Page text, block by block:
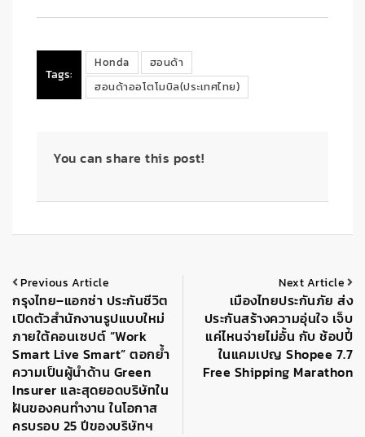
Tags:
Honda
ฮอนด้า
ฮอนด้าออโตโมบิล(ประเทศไทย)
You can share this post!
Previous Article
กรุงไทย–แอกซ่า ประกันชีวิต
เปิดตัวสำนักงานรูปแบบใหม่
ภายใต้คอนเซปต์ “Work
Smart Live Smart” ตอกย้ำ
ความเป็นผู้นำด้าน Green
Insurer และสุดยอดบริษัทใน
ฝันของคนทำงาน ในโอกาส
ครบรอบ 25 ปีของบริษัทฯ
Next Article
เมืองไทยประกันภัย ส่ง
ประกันสร้างความอุ่นใจ เจ็บ
แค่ไหนจ่ายไม่อั้น กับ ช้อปปี้
ในแคมเปญ Shopee 7.7
Free Shipping Marathon